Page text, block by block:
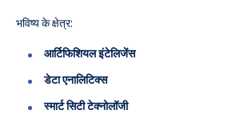
भविष्य के क्षेत्र:
आर्टिफिशियल इंटेलिजेंस
डेटा एनालिटिक्स
स्मार्ट सिटी टेक्नोलॉजी